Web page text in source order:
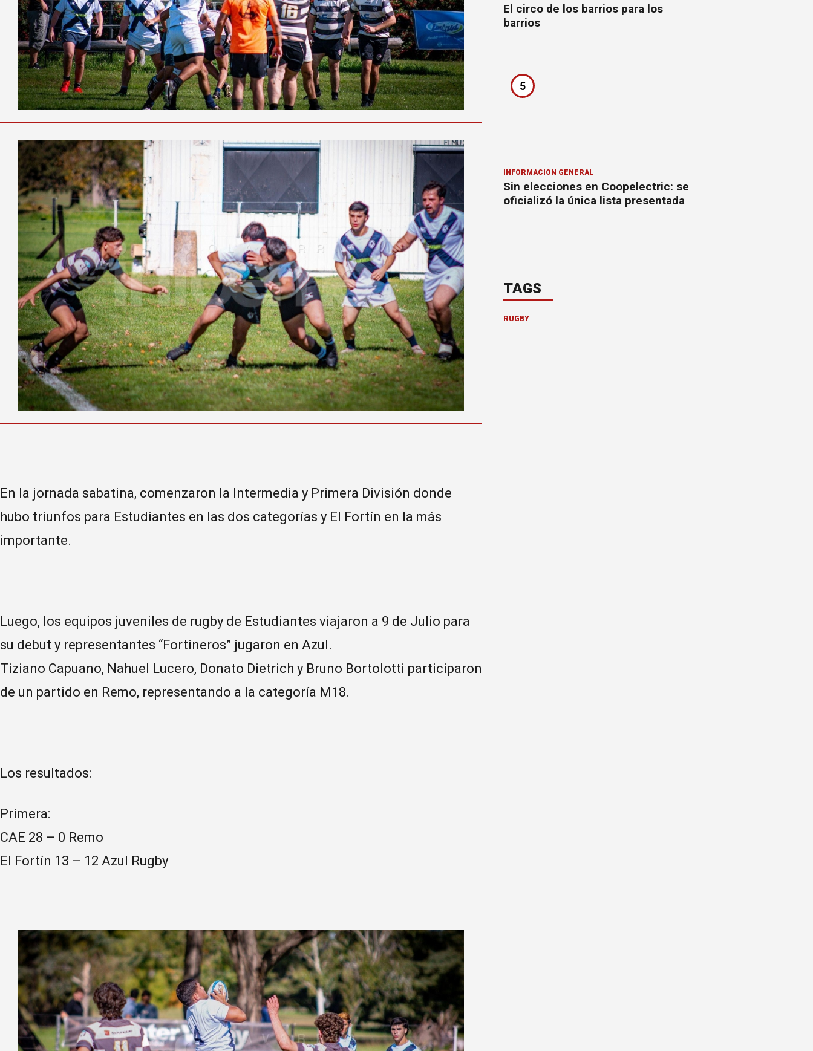
En la jornada sabatina, comenzaron la Intermedia y Primera División donde
hubo triunfos para Estudiantes en las dos categorías y El Fortín en la más
importante.
Luego, los equipos juveniles de rugby de Estudiantes viajaron a 9 de Julio para
su debut y representantes “Fortineros” jugaron en Azul.
Tiziano Capuano, Nahuel Lucero, Donato Dietrich y Bruno Bortolotti participaron
de un partido en Remo, representando a la categoría M18.
Los resultados:
Primera:
CAE 28 – 0 Remo
El Fortín 13 – 12 Azul Rugby
El circo de los barrios para los
barrios
5
INFORMACION GENERAL
Sin elecciones en Coopelectric: se
oficializó la única lista presentada
TAGS
RUGBY